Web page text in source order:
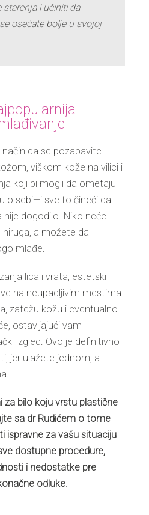
i učiniti da
osećate bolje u svojoj
da se pozabavite
viškom kože na vilici i
koji bi mogli da ometaju
o sebi—i sve to čineći da
nije dogodilo. Niko neće
a možete da
mlađe.
lica i vrata, estetski
na neupadljivim mestima
zatežu kožu i eventualno
ostavljajući vam
izgled. Ovo je definitivno
jer ulažete jednom, a
za bilo koju vrstu plastične
sa dr Rudićem o tome
ispravne za vašu situaciju
dostupne procedure,
i nedostatke pre
odluke.